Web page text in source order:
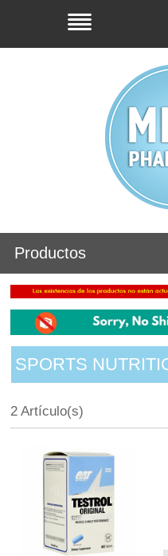
Productos
SPORTS
2 Artículo(s)